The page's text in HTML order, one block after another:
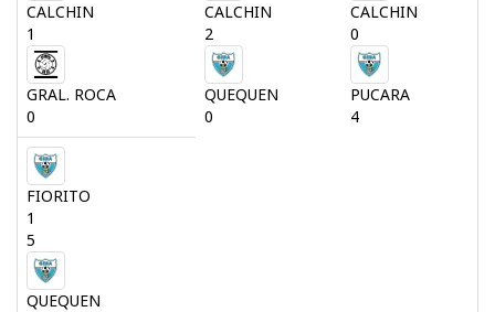
CALCHIN
1
GRAL. ROCA
0
CALCHIN
2
QUEQUEN
0
CALCHIN
0
PUCARA
4
FIORITO
1
5
QUEQUEN